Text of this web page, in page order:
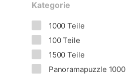
Kategorie
1000 Teile
100 Teile
1500 Teile
Panoramapuzzle 1000